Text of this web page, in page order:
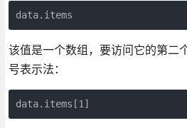
该值是一个数组，要访问它的第二
号表示法：